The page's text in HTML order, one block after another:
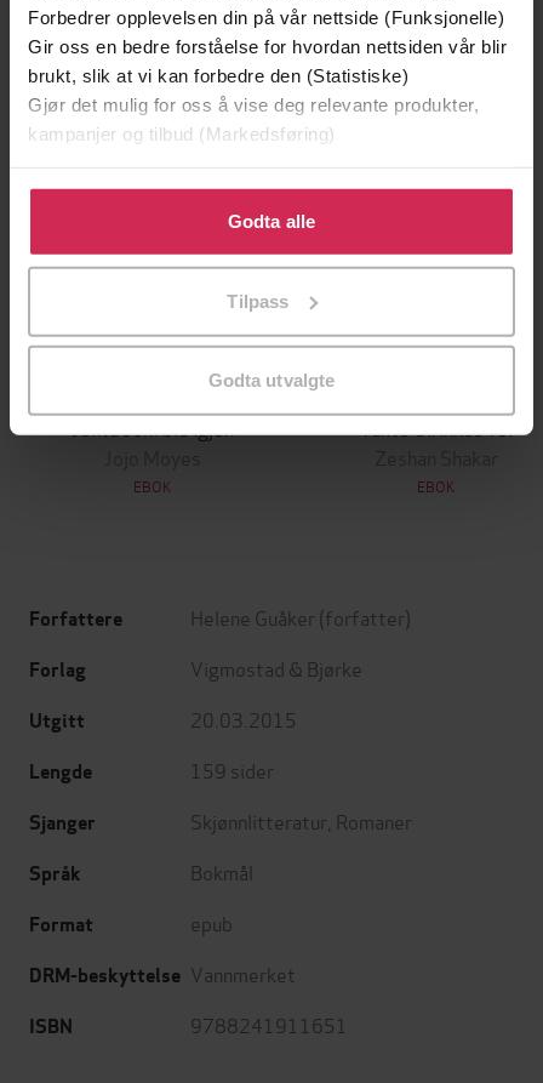
Forbedrer opplevelsen din på vår nettside (Funksjonelle)
Gir oss en bedre forståelse for hvordan nettsiden vår blir
brukt, slik at vi kan forbedre den (Statistiske)
Gjør det mulig for oss å vise deg relevante produkter,
kampanjer og tilbud (Markedsføring)
Klikk på «Godta alle» for å gi oss ditt samtykke til å
bruke cookies for alle disse formålene. Du kan også
tilpasse ditt samtykke til spesifikke formål ved å klikke
Godta alle
Tilpass
Godta utvalgte
Premium
Jenta som ble igjen
EBOK
Tante Ulrikkes vei
EBOK
Forfattere Helene Guåker (forfatter)
Forlag Vigmostad & Bjørke
Utgitt 20.03.2015
Lengde 159 sider
Sjanger Skjønnlitteratur Romaner
Språk Bokmål
Format epub
DRM-beskyttelse Vannmerket
ISBN 9788241911651